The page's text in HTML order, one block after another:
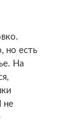
но есть
На
не